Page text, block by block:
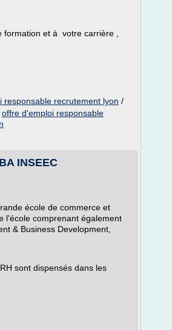
et à votre carrière ,
responsable recrutement lyon /
offre d'emploi responsable
INSEEC
école de commerce et
l'école comprenant également
& Business Development,
sont dispensés dans les